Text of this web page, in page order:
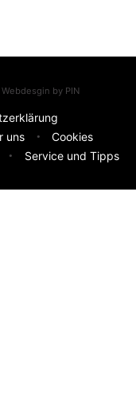
by PIN
uns
Cookies
Service und Tipps